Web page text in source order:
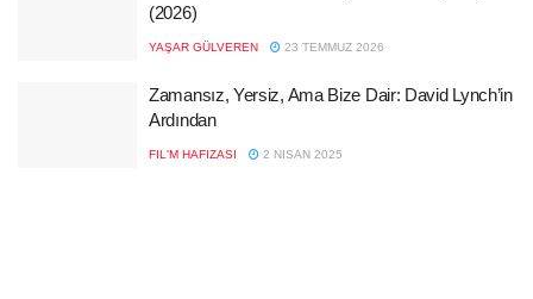
(2026)
YAŞAR GÜLVEREN 23 TEMMUZ 2026
Zamansız, Yersiz, Ama Bize Dair: David Lynch’in
Ardından
FIL'M HAFIZASI 2 NISAN 2025